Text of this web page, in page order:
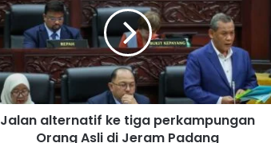
Jalan alternatif ke tiga perkampungan
Orang Asli di Jeram Padang